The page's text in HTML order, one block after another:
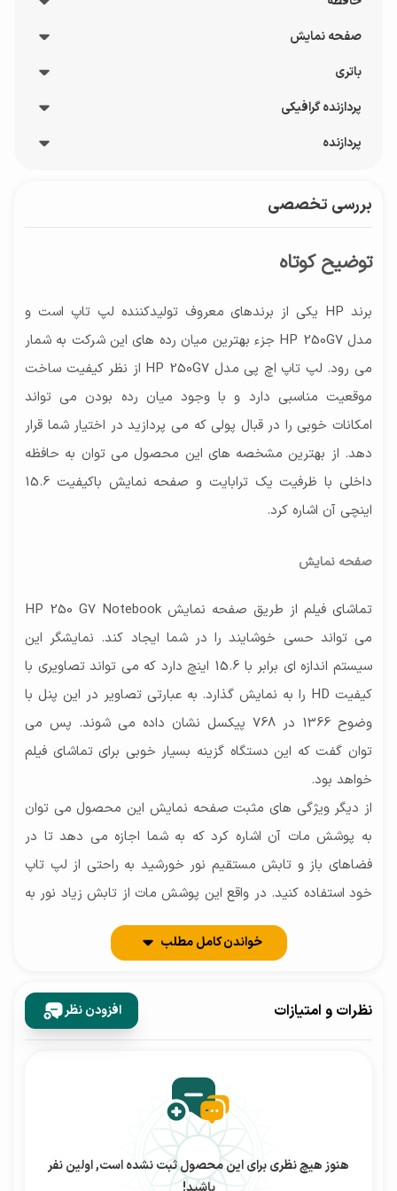
نوع حافظه RAM
DDR4
نوع حافظه ذخیره سازی
ظرفیت حافظه SSD
صفحه نمایش
پوشش صفحه نمایش
مات
نرخ نوسازی
15 الی 17 اینچ
روشنایی 220 نیت
رزولوشن
768×1366 پیکسل - HD
نوع پنل صفحه نمایش
TN
باتری
شارژدهی باتری
تا 4 ساعت
باتری لیتیوم یون
پردازنده گرافیکی
مدل پردازنده گرافیکی
حافظه اختصاصی پردازنده گرافیکی
پردازنده
Intel
بررسی تخصصی
توضیح کوتاه
برند HP یکی از برندهای معروف تولیدکننده لپ تاپ است و
مدل HP 250G7 جزء بهترین میان رده های این شرکت به شمار
می رود. لپ تاپ اچ پی مدل HP 250G7 از نظر کیفیت ساخت
موقعیت مناسبی دارد و با وجود میان رده بودن می تواند
امکانات خوبی را در قبال پولی که می پردازید در اختیار شما قرار
دهد. از بهترین مشخصه های این محصول می توان به حافظه
داخلی با ظرفیت یک ترابایت و صفحه نمایش باکیفیت 15.6
اینچی آن اشاره کرد.
صفحه نمایش
تماشای فیلم از طریق صفحه نمایش HP 250 G7 Notebook
می تواند حسی خوشایند را در شما ایجاد کند. نمایشگر این
سیستم اندازه ای برابر با 15.6 اینچ دارد که می تواند تصاویری با
کیفیت HD را به نمایش گذارد. به عبارتی تصاویر در این پنل با
وضوح 1366 در 768 پیکسل نشان داده می شوند. پس می
توان گفت که این دستگاه گزینه بسیار خوبی برای تماشای فیلم
خواهد بود.
از دیگر ویژگی های مثبت صفحه نمایش این محصول می توان
به پوشش مات آن اشاره کرد که به شما اجازه می دهد تا در
فضاهای باز و تابش مستقیم نور خورشید به راحتی از لپ تاپ
خود استفاده کنید. در واقع این پوشش مات از تابش زیاد نور به
درون چشمان شما جلوگیری می کند و در نتیجه آسیبی به چشم
ها وارد نمی کند. از نظر زاویه دید و میزان روشنایی پنل، این لپ
پنل این دستگاه ارائه می دهد برابر با 220 نیت است. پنل
صفحه نمایش این لپ تاپ از فناوری لمسی پشتیبانی نمی کند.
2.25 سانتی متر طراحی شده است تا به شما اجازه دهد که آن را
خواندن کامل مطلب
نظرات و امتیازات افزودن نظر
هنوز هیچ نظری برای این محصول ثبت نشده است, اولین نفر